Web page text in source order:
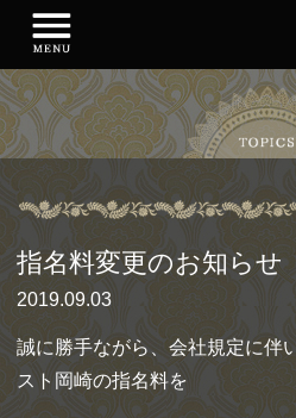
指名料変更のお知らせ
2019.09.03
誠に勝手ながら、会社規定に伴
スト岡崎の指名料を